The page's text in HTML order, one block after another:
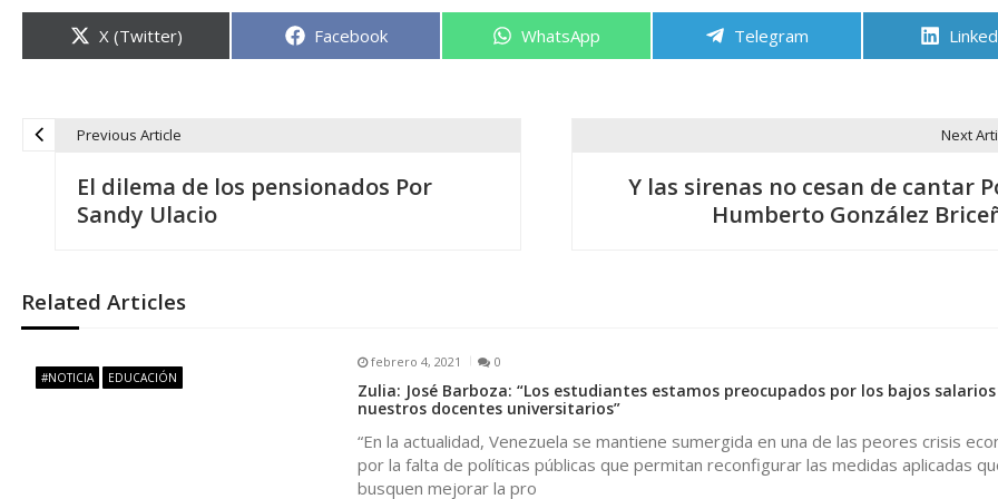
Compartir
en
X (Twitter) Compartir
Facebook Compartir
WhatsApp Compartir
Telegram
e
g
Previous Article
El dilema de los pensionados Por
Sandy Ulacio
Next
Y las sirenas no cesan de cantar
Humberto González
Related Articles
#NOTICIA EDUCACIÓN
febrero 4, 2021 0
Zulia: José Barboza: “Los estudiantes estamos preocupados por los bajos
nuestros docentes universitarios”
“En la actualidad, Venezuela se mantiene sumergida en una de las peores crisis
por la falta de políticas públicas que permitan reconfigurar las medidas aplicadas
busquen mejorar la pro